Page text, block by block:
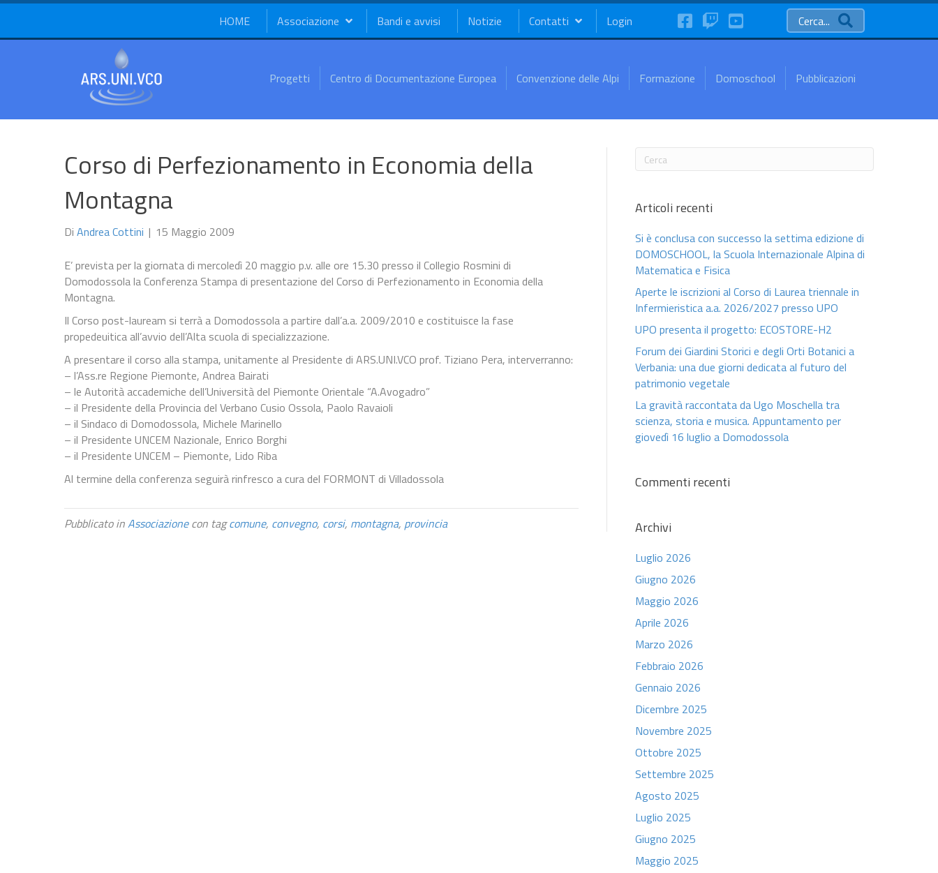
HOME Associazione Bandi e avvisi Notizie Contatti Login FaceBookTwitchYouTube Cerca...
Progetti Centro di Documentazione Europea Convenzione delle Alpi Formazione Domoschool Pubblicazioni
Corso di Perfezionamento in Economia della
Montagna
Di Andrea Cottini | 15 Maggio 2009
E’ prevista per la giornata di mercoledì 20 maggio p.v. alle ore 15.30 presso il Collegio Rosmini di
Domodossola la Conferenza Stampa di presentazione del Corso di Perfezionamento in Economia della
Montagna.
Il Corso post-lauream si terrà a Domodossola a partire dall’a.a. 2009/2010 e costituisce la fase
propedeuitica all’avvio dell’Alta scuola di specializzazione.
A presentare il corso alla stampa, unitamente al Presidente di ARS.UNI.VCO prof. Tiziano Pera, interverranno:
– l’Ass.re Regione Piemonte, Andrea Bairati
– le Autorità accademiche dell’Università del Piemonte Orientale “A.Avogadro”
– il Presidente della Provincia del Verbano Cusio Ossola, Paolo Ravaioli
– il Sindaco di Domodossola, Michele Marinello
– il Presidente UNCEM Nazionale, Enrico Borghi
– il Presidente UNCEM – Piemonte, Lido Riba
Al termine della conferenza seguirà rinfresco a cura del FORMONT di Villadossola
Pubblicato inAssociazionecon tagcomune, convegno, corsi, montagna, provincia
Articoli recenti
Si è conclusa con successo la settima edizione di
DOMOSCHOOL, la Scuola Internazionale Alpina di
Matematica e Fisica
Aperte le iscrizioni al Corso di Laurea triennale in
Infermieristica a.a. 2026/2027 presso UPO
UPO presenta il progetto: ECOSTORE-H2
Forum dei Giardini Storici e degli Orti Botanici a
Verbania: una due giorni dedicata al futuro del
patrimonio vegetale
La gravità raccontata da Ugo Moschella tra
scienza, storia e musica. Appuntamento per
giovedì 16 luglio a Domodossola
Commenti recenti
Archivi
Luglio 2026
Giugno 2026
Maggio 2026
Aprile 2026
Marzo 2026
Febbraio 2026
Gennaio 2026
Dicembre 2025
Novembre 2025
Ottobre 2025
Settembre 2025
Agosto 2025
Luglio 2025
Giugno 2025
Maggio 2025